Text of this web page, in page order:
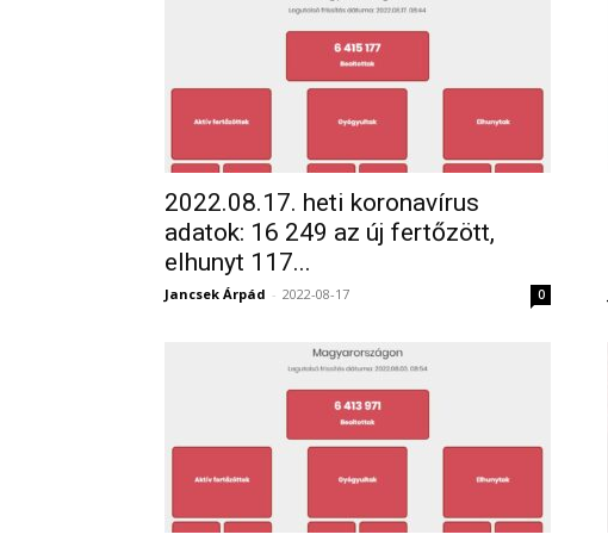
2022.08.17. heti koronavírus
adatok: 16 249 az új fertőzött,
elhunyt 117...
Jancsek Árpád - 2022-08-17 0